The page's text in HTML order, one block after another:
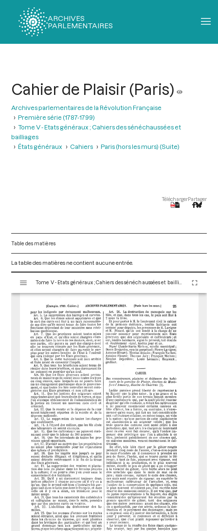
ARCHIVES
PARLEMENTAIRES
Cahier de Plaisir (Paris)
Archives parlementaires de la Révolution Française
Première série (1787-1799)
Tome V - Etats généraux ; Cahiers des sénéchaussées et
bailliages
États généraux
Cahiers Paris (hors les murs) (Suite)
TéléchargerPartager
Table des matières
La table des matières ne contient aucune entrée.
s